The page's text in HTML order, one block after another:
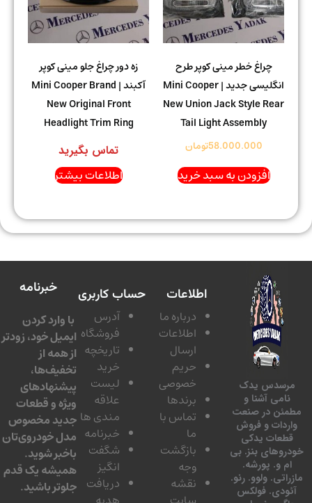
چراغ خطر مینی کوپر طرح
انگلیسی جدید | Mini Cooper
New Union Jack Style Rear
Tail Light Assembly
58.000.000تومان
افزودن به سبد خرید
زه دور چراغ جلو مینی کوپر
آکبند | Mini Cooper Brand
New Original Front
Headlight Trim Ring
تماس بگیرید
اطلاعات بیشتر
یدک
آشنا و
در صنعت
و فروش
یدکی
بنز. بی
و. پورشه.
ولوو. رنو.
فولکس
اطلاعات
درباره ما
اطلاعات
ارسال
حریم
خصوصی
برندها
تماس با
بازگشت
نقشه
حساب کاربری
آدرس
فروشگاه
تاریخچه
لیست
مندی ها
خبرنامه
شگفت
دریافت
خبرنامه
با وارد کردن
ایمیل خود، زودتر
از همه از
تخفیف‌ها،
پیشنهادهای
ویژه و قطعات
جدید مخصوص
مدل خودروی‌تان
باخبر شوید.
همیشه یک قدم
جلوتر باشید.